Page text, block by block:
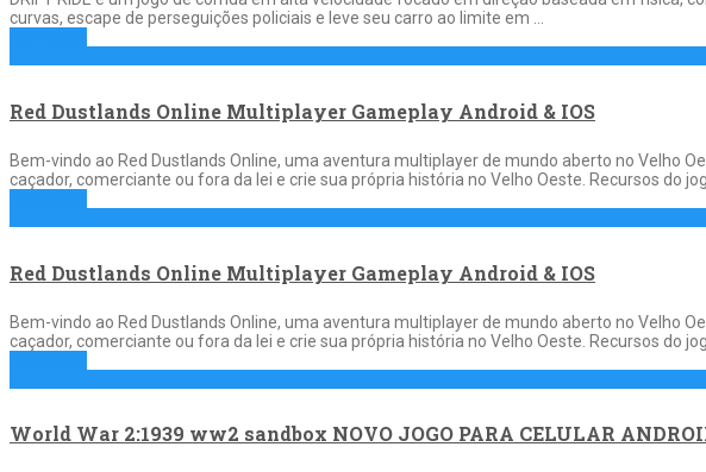
curvas, escape de perseguições policiais e leve seu carro ao limite em …
Red Dustlands Online Multiplayer Gameplay Android & IOS
Bem-vindo ao Red Dustlands Online, uma aventura multiplayer de mundo aberto no Velho
caçador, comerciante ou fora da lei e crie sua própria história no Velho Oeste. Recursos do
Red Dustlands Online Multiplayer Gameplay Android & IOS
Bem-vindo ao Red Dustlands Online, uma aventura multiplayer de mundo aberto no Velho
caçador, comerciante ou fora da lei e crie sua própria história no Velho Oeste. Recursos do
World War 2:1939 ww2 sandbox NOVO JOGO PARA CELULAR